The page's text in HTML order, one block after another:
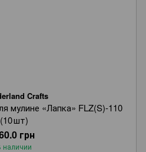
Crafts
мулине «Лапка» FLZ(S)-110
(10 шт)
грн
наличии